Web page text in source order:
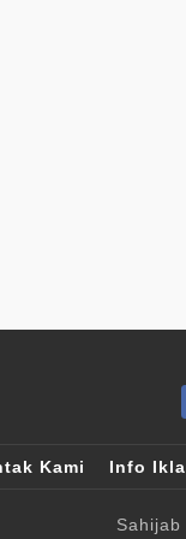
Kami Info
Sahijab